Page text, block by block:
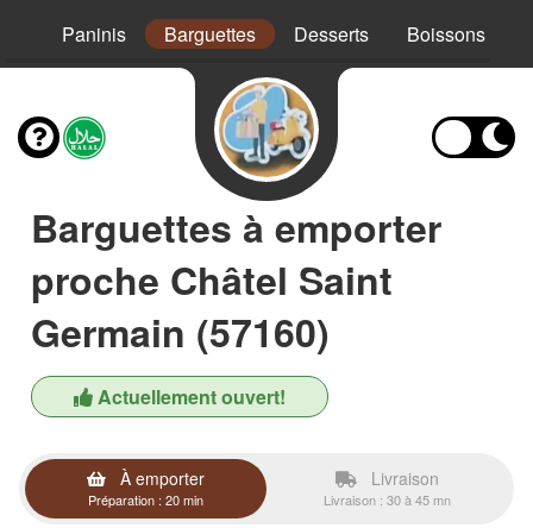
Paninis Barguettes Desserts Boissons
Barguettes à emporter
proche Châtel Saint
Germain (57160)
Actuellement ouvert!
À emporter
Préparation : 20 min
Livraison
Livraison : 30 à 45 mn